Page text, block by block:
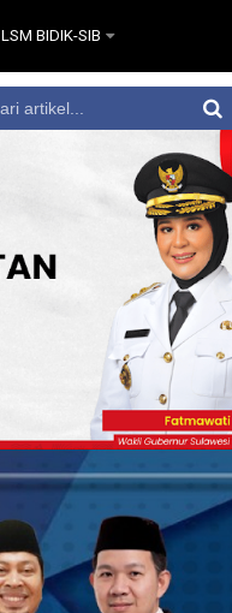
LSM BIDIK-SIB